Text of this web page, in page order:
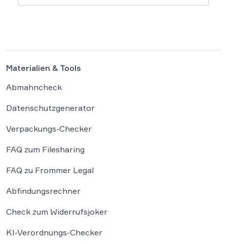
knackigen Einschätzungen zu Daten- und
Materialien & Tools
Abmahncheck
Datenschutzgenerator
Verpackungs-Checker
FAQ zum Filesharing
FAQ zu Frommer Legal
Abfindungsrechner
Check zum Widerrufsjoker
KI-Verordnungs-Checker